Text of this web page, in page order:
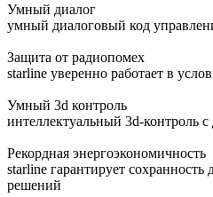
Умный диалог
умный диалоговый код
Защита от радиопомех
starline уверенно работает в
Умный 3d контроль
интеллектуальный 3d-контроль
Рекордная энергоэкономичность
starline гарантирует
решений